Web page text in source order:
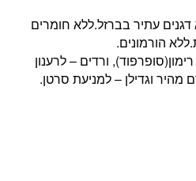
דגנים עתיר בברזל.ללא חומרים
הורמונים.
רימון(סופרפוד), ורדים – לרענון
מהיר וגדילן – למניעת סרטן.